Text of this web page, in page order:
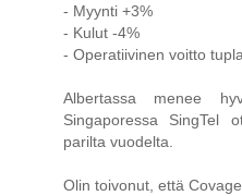
- Myynti +3%
- Kulut -4%
- Operatiivinen voitto
Albertassa menee
Singaporessa SingTel
parilta vuodelta.
Olin toivonut, että